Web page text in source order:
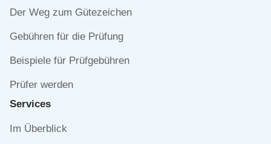
Der Weg zum Gütezeichen
Gebühren für die Prüfung
Beispiele für Prüfgebühren
Prüfer werden
Services
Navigation
Im Überblick